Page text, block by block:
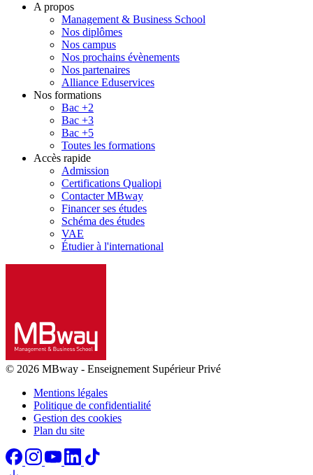
A propos
Management & Business School
Nos diplômes
Nos campus
Nos prochains évènements
Nos partenaires
Alliance Eduservices
Nos formations
Bac +2
Bac +3
Bac +5
Toutes les formations
Accès rapide
Admission
Certifications Qualiopi
Contacter MBway
Financer ses études
Schéma des études
VAE
Étudier à l'international
© 2026 MBway - Enseignement Supérieur Privé
Mentions légales
Politique de confidentialité
Gestion des cookies
Plan du site